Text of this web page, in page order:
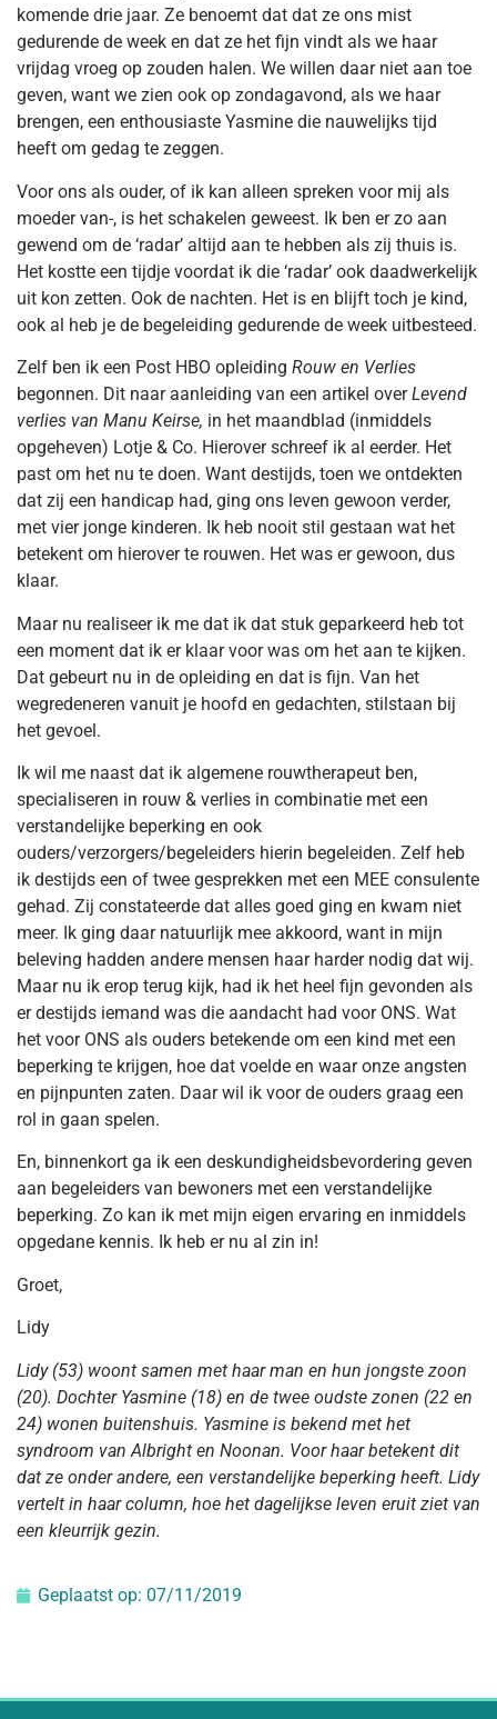
komende drie jaar. Ze benoemt dat dat ze ons mist
gedurende de week en dat ze het fijn vindt als we haar
vrijdag vroeg op zouden halen. We willen daar niet aan toe
geven, want we zien ook op zondagavond, als we haar
brengen, een enthousiaste Yasmine die nauwelijks tijd
heeft om gedag te zeggen.
Voor ons als ouder, of ik kan alleen spreken voor mij als
moeder van-, is het schakelen geweest. Ik ben er zo aan
gewend om de ‘radar’ altijd aan te hebben als zij thuis is.
Het kostte een tijdje voordat ik die ‘radar’ ook daadwerkelijk
uit kon zetten. Ook de nachten. Het is en blijft toch je kind,
ook al heb je de begeleiding gedurende de week uitbesteed.
Zelf ben ik een Post HBO opleiding Rouw en Verlies
begonnen. Dit naar aanleiding van een artikel overLevend
verlies van Manu Keirse, in het maandblad (inmiddels
opgeheven) Lotje & Co. Hierover schreef ik al eerder. Het
past om het nu te doen. Want destijds, toen we ontdekten
dat zij een handicap had, ging ons leven gewoon verder,
met vier jonge kinderen. Ik heb nooit stil gestaan wat het
betekent om hierover te rouwen. Het was er gewoon, dus
klaar.
Maar nu realiseer ik me dat ik dat stuk geparkeerd heb tot
een moment dat ik er klaar voor was om het aan te kijken.
Dat gebeurt nu in de opleiding en dat is fijn. Van het
wegredeneren vanuit je hoofd en gedachten, stilstaan bij
het gevoel.
Ik wil me naast dat ik algemene rouwtherapeut ben,
specialiseren in rouw & verlies in combinatie met een
verstandelijke beperking en ook
ouders/verzorgers/begeleiders hierin begeleiden. Zelf heb
ik destijds een of twee gesprekken met een MEE consulente
gehad. Zij constateerde dat alles goed ging en kwam niet
meer. Ik ging daar natuurlijk mee akkoord, want in mijn
beleving hadden andere mensen haar harder nodig dat wij.
Maar nu ik erop terug kijk, had ik het heel fijn gevonden als
er destijds iemand was die aandacht had voor ONS. Wat
het voor ONS als ouders betekende om een kind met een
beperking te krijgen, hoe dat voelde en waar onze angsten
en pijnpunten zaten. Daar wil ik voor de ouders graag een
rol in gaan spelen.
En, binnenkort ga ik een deskundigheidsbevordering geven
aan begeleiders van bewoners met een verstandelijke
beperking. Zo kan ik met mijn eigen ervaring en inmiddels
opgedane kennis. Ik heb er nu al zin in!
Groet,
Lidy
Lidy (53) woont samen met haar man en hun jongste zoon
(20). Dochter Yasmine (18) en de twee oudste zonen (22 en
24) wonen buitenshuis. Yasmine is bekend met het
syndroom van Albright en Noonan. Voor haar betekent dit
dat ze onder andere, een verstandelijke beperking heeft. Lidy
vertelt in haar column, hoe het dagelijkse leven eruit ziet van
een kleurrijk gezin.
Geplaatst op: 07/11/2019